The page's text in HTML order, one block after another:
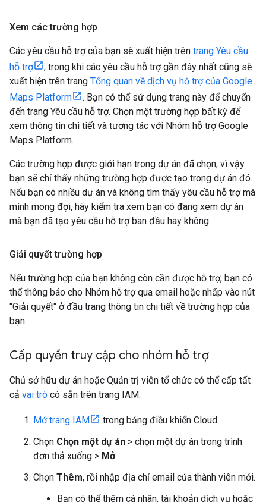
Xem các trường hợp
Các yêu cầu hỗ trợ của bạn sẽ xuất hiện trên trang Yêu cầu
hỗ trợ
, trong khi các yêu cầu hỗ trợ gần đây nhất cũng sẽ
xuất hiện trên trang Tổng quan về dịch vụ hỗ trợ của Google
Maps Platform
. Bạn có thể sử dụng trang này để chuyển
đến trang Yêu cầu hỗ trợ. Chọn một trường hợp bất kỳ để
xem thông tin chi tiết và tương tác với Nhóm hỗ trợ Google
Maps Platform.
Các trường hợp được giới hạn trong dự án đã chọn, vì vậy
bạn sẽ chỉ thấy những trường hợp được tạo trong dự án đó.
Nếu bạn có nhiều dự án và không tìm thấy yêu cầu hỗ trợ mà
mình mong đợi, hãy kiểm tra xem bạn có đang xem dự án
mà bạn đã tạo yêu cầu hỗ trợ ban đầu hay không.
Giải quyết trường hợp
Nếu trường hợp của bạn không còn cần được hỗ trợ, bạn có
thể thông báo cho Nhóm hỗ trợ qua email hoặc nhấp vào nút
"Giải quyết" ở đầu trang thông tin chi tiết về trường hợp của
bạn.
Cấp quyền truy cập cho nhóm hỗ trợ
Chủ sở hữu dự án hoặc Quản trị viên tổ chức có thể cấp tất
cả vai trò có sẵn trên trang IAM.
Mở trang IAM
trong bảng điều khiển Cloud.
Chọn Chọn một dự án > chọn một dự án trong trình
đơn thả xuống > Mở.
Chọn Thêm, rồi nhập địa chỉ email của thành viên mới.
Bạn có thể thêm cá nhân, tài khoản dịch vụ hoặc